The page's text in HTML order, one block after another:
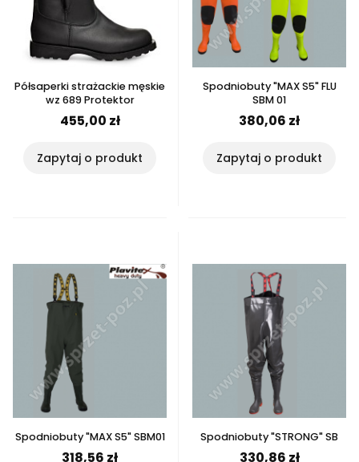
Półsaperki strażackie męskie
wz 689 Protektor
455,00 zł
Zapytaj o produkt
Spodniobuty "MAX S5" FLU
SBM 01
380,06 zł
Zapytaj o produkt
Spodniobuty "MAX S5" SBM01
318,56 zł
Spodniobuty "STRONG" SB
330,86 zł